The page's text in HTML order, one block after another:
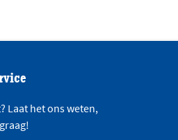
Laat het ons weten,